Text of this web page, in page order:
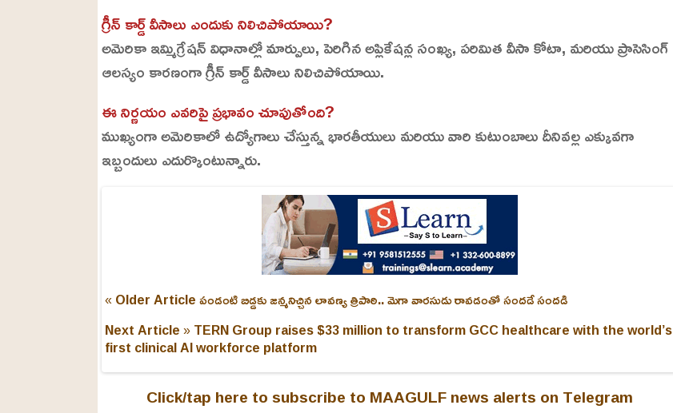
గ్రీన్ కార్డ్ వీసాలు ఎందుకు నిలిచిపోయాయి?
అమెరికా ఇమ్మిగ్రేషన్ విధానాల్లో మార్పులు, పెరిగిన అప్లికేషన్ల సంఖ్య, పరిమిత వీసా కోటా, మరియు ప్రాసెసింగ్
ఆలస్యం కారణంగా గ్రీన్ కార్డ్ వీసాలు నిలిచిపోయాయి.
ఈ నిర్ణయం ఎవరిపై ప్రభావం చూపుతోంది?
ముఖ్యంగా అమెరికాలో ఉద్యోగాలు చేస్తున్న భారతీయులు మరియు వారి కుటుంబాలు దీనివల్ల ఎక్కువగా
ఇబ్బందులు ఎదుర్కొంటున్నారు.
« Older Articleపండంటి బిడ్డకు జ‌న్మనిచ్చిన లావ‌ణ్య త్రిపాఠి.. మెగా వార‌సుడు రావ‌డంతో సందడే సంద‌డి
Next Article »TERN Group raises $33 million to transform GCC healthcare with the world’s
first clinical AI workforce platform
Click/tap here to subscribe to MAAGULF news alerts on Telegram